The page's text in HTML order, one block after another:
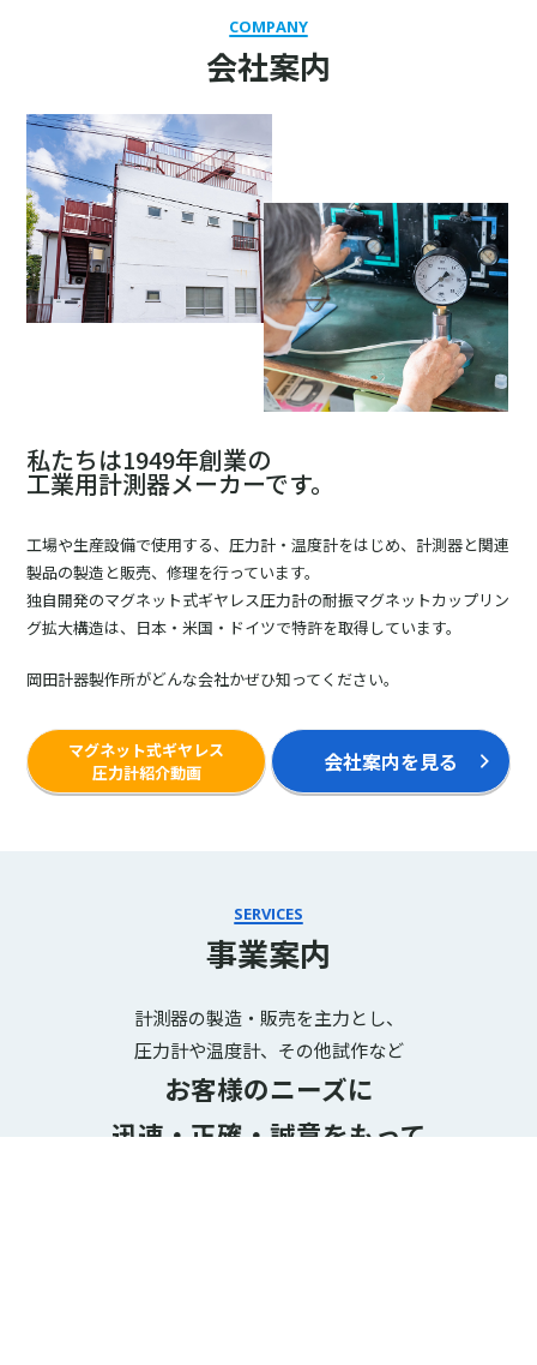
COMPANY
会社案内
私たちは1949年創業の
工業用計測器メーカーです。
工場や生産設備で使用する、圧力計・温度計をはじめ、計測器と関連
製品の製造と販売、修理を行っています。
独自開発のマグネット式ギヤレス圧力計の耐振マグネットカップリン
グ拡大構造は、日本・米国・ドイツで特許を取得しています。
岡田計器製作所がどんな会社かぜひ知ってください。
マグネット式ギヤレス
圧力計紹介動画
会社案内を見る
SERVICES
事業案内
計測器の製造・販売を主力とし、
圧力計や温度計、その他試作など
お客様のニーズに
迅速・正確・誠意をもって